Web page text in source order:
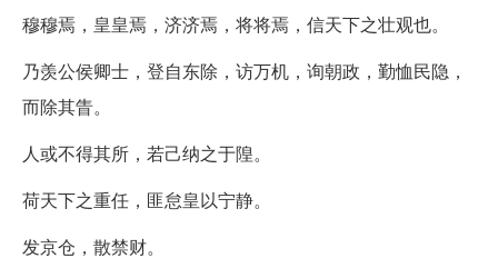
穆穆焉，皇皇焉，济济焉，将将焉，信天下之壮观也。
乃羡公侯卿士，登自东除，访万机，询朝政，勤恤民隐，
而除其眚。
人或不得其所，若己纳之于隍。
荷天下之重任，匪怠皇以宁静。
发京仓，散禁财。